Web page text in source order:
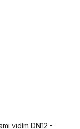
vidím DN12 -